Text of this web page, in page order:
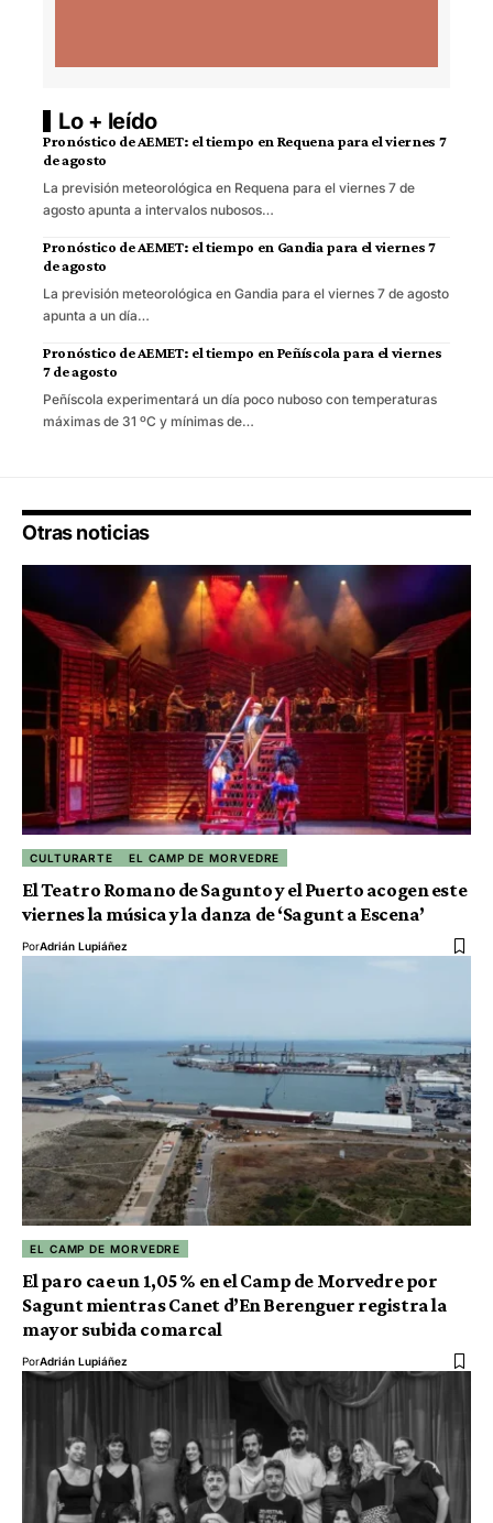
Lo + leído
Pronóstico de AEMET: el tiempo en Requena para el viernes 7
de agosto
La previsión meteorológica en Requena para el viernes 7 de
agosto apunta a intervalos nubosos…
Pronóstico de AEMET: el tiempo en Gandia para el viernes 7
de agosto
La previsión meteorológica en Gandia para el viernes 7 de agosto
apunta a un día…
Pronóstico de AEMET: el tiempo en Peñíscola para el viernes
7 de agosto
Peñíscola experimentará un día poco nuboso con temperaturas
máximas de 31 ºC y mínimas de…
Otras noticias
CULTURARTE EL CAMP DE MORVEDRE
El Teatro Romano de Sagunto y el Puerto acogen este
viernes la música y la danza de ‘Sagunt a Escena’
PorAdrián Lupiáñez
EL CAMP DE MORVEDRE
El paro cae un 1,05 % en el Camp de Morvedre por
Sagunt mientras Canet d’En Berenguer registra la
mayor subida comarcal
PorAdrián Lupiáñez